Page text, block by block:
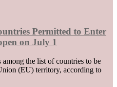
Permitted to Enter
on July 1
the list of countries to be
(EU) territory, according to